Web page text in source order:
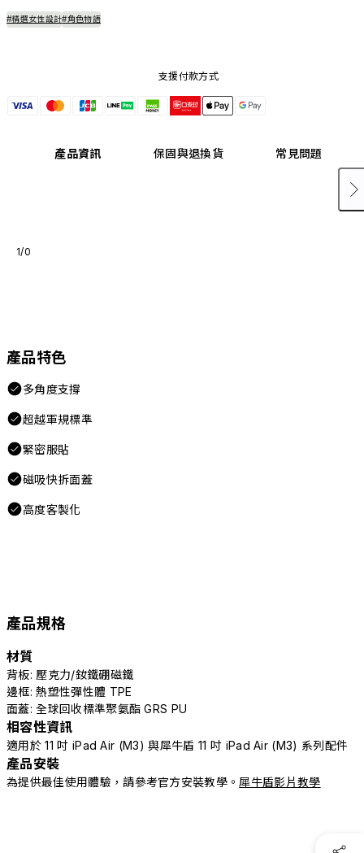
#精選女性設計#角色物語
支援付款方式
產品資訊 保固與退換貨 常見問題
1/0
產品特色
多角度支撐
超越軍規標準
緊密服貼
磁吸快拆面蓋
高度客製化
產品規格
材質
背板: 壓克力/釹鐵硼磁鐵
邊框: 熱塑性彈性體 TPE
面蓋: 全球回收標準聚氨酯 GRS PU
相容性資訊
適用於 11 吋 iPad Air (M3) 與犀牛盾 11 吋 iPad Air (M3) 系列配件
產品安裝
為提供最佳使用體驗，請參考官方安裝教學。 犀牛盾影片教學